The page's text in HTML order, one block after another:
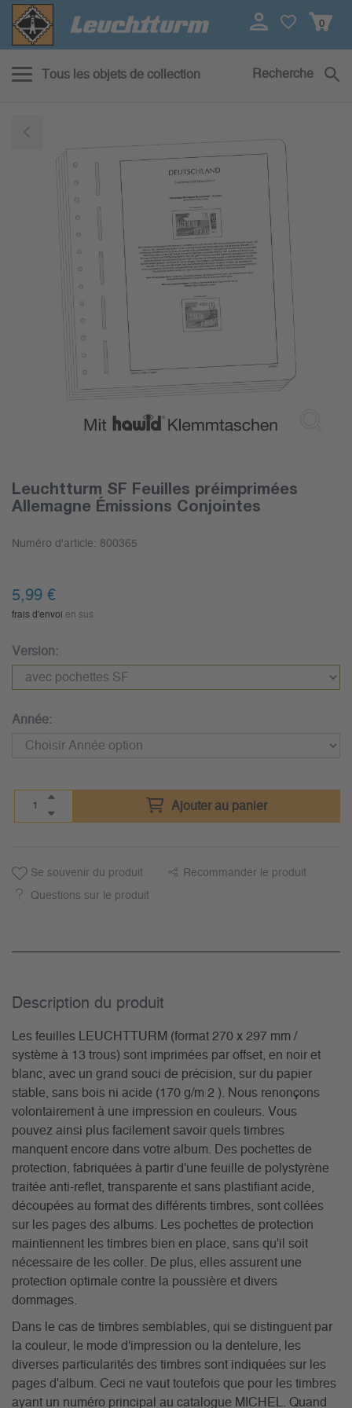
0
Tous les objets de collection Recherche
Leuchtturm SF Feuilles préimprimées
Allemagne Émissions Conjointes
Numéro d'article: 800365
5,99 €
frais d'envoi en sus
Version:
Année:
Ajouter au panier
Se souvenir du produit Recommander le produit
Questions sur le produit
Description du­ produit
Les feuilles LEUCHTTURM (format 270 x 297 mm /
système à 13 trous) sont imprimées par offset, en noir et
blanc, avec un grand souci de précision, sur du papier
stable, sans bois ni acide (170 g/m 2 ). Nous renonçons
volontairement à une impression en couleurs. Vous
pouvez ainsi plus facilement savoir quels timbres
manquent encore dans votre album. Des pochettes de
protection, fabriquées à partir d'une feuille de polystyrène
traitée anti-reflet, transparente et sans plastifiant acide,
découpées au format des différents timbres, sont collées
sur les pages des albums. Les pochettes de protection
maintiennent les timbres bien en place, sans qu'il soit
nécessaire de les coller. De plus, elles assurent une
protection optimale contre la poussière et divers
dommages.
Dans le cas de timbres semblables, qui se distinguent par
la couleur, le mode d'impression ou la dentelure, les
diverses particularités des timbres sont indiquées sur les
pages d'album. Ceci ne vaut toutefois que pour les timbres
ayant un numéro principal au catalogue MICHEL. Quand